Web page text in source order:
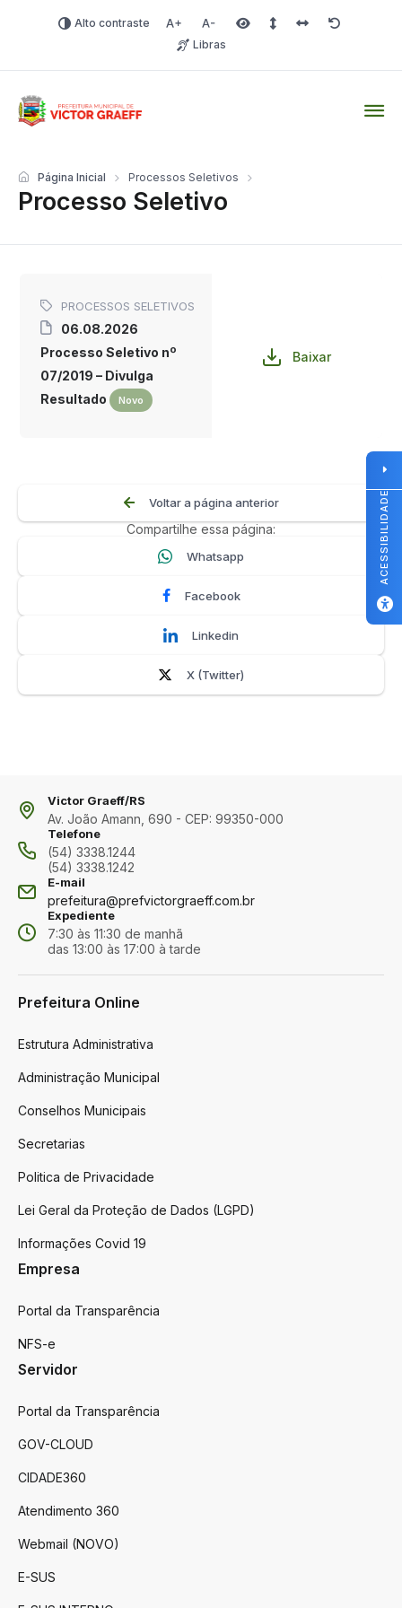
Alto contraste Aumentar fonte
Diminuir fonteÁrea selecionada
Espaçamento de linha
Espaço dos
Redefinir
Libras
Processo Seletivo
Página Inicial Processos Seletivos
PROCESSOS SELETIVOS
06.08.2026
Processo Seletivo nº
07/2019 – Divulga
Resultado
Novo
Baixar
Voltar a página anterior
Compartilhe essa página:
Whatsapp
Facebook
Linkedin
X (Twitter)
Victor Graeff/RS
Av. João Amann, 690 - CEP: 99350-000
Telefone
(54) 3338.1244
(54) 3338.1242
E-mail
prefeitura@prefvictorgraeff.com.br
Expediente
7:30 às 11:30 de manhã
das 13:00 às 17:00 à tarde
Prefeitura Online
Estrutura Administrativa
Administração Municipal
Conselhos Municipais
Secretarias
Politica de Privacidade
Lei Geral da Proteção de Dados (LGPD)
Informações Covid 19
Empresa
Portal da Transparência
NFS-e
Servidor
Portal da Transparência
GOV-CLOUD
CIDADE360
Atendimento 360
Webmail (NOVO)
E-SUS
ACESSIBILIDADE